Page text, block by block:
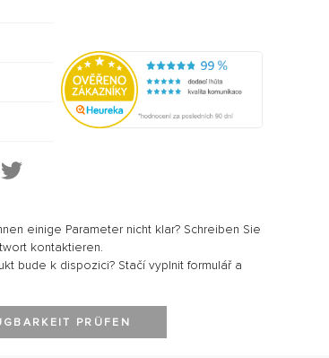
einige Parameter nicht klar? Schreiben Sie
kontaktieren.
bude k dispozici? Stačí vyplnit formulář a
PRÜFEN